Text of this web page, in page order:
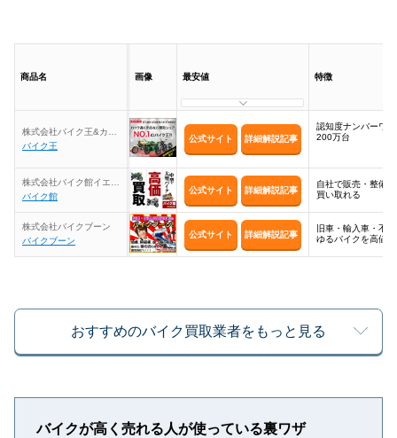
商品名 画像 最安値 特徴
株式会社バイク王&カン
パニー
バイク王
公式サイト 詳細解説記事
認知度ナンバーワ
200万台
株式会社バイク館イエロ
ーハット
バイク館
公式サイト 詳細解説記事
自社で販売・整備
買い取れる
株式会社バイクブーン
バイクブーン
公式サイト 詳細解説記事
旧車・輸入車・不
ゆるバイクを高値
おすすめのバイク買取業者をもっと見る
バイクが高く売れる人が使っている裏ワザ